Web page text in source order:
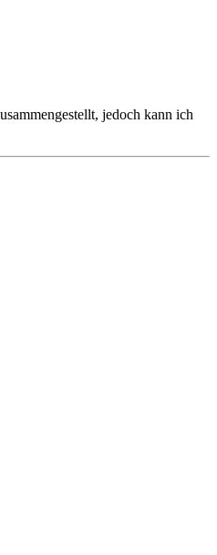
jedoch kann ich